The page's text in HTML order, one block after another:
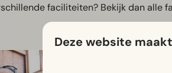
faciliteiten? Bekijk dan alle
Deze website